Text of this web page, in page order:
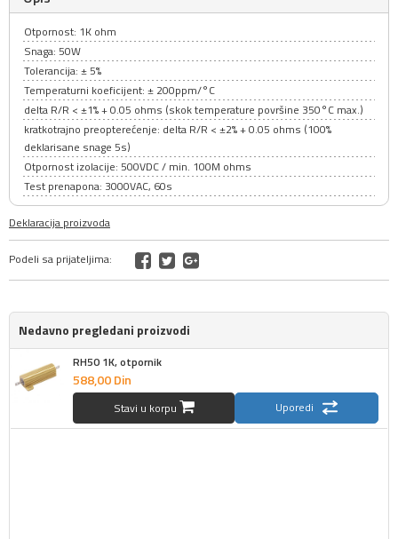
Otpornost: 1K ohm
Snaga: 50W
Tolerancija: ± 5%
Temperaturni koeficijent: ± 200ppm/°C
delta R/R < ±1% + 0.05 ohms (skok temperature površine 350°C max.)
kratkotrajno preopterećenje: delta R/R < ±2% + 0.05 ohms (100%
deklarisane snage 5s)
Otpornost izolacije: 500VDC / min. 100M ohms
Test prenapona: 3000VAC, 60s
Deklaracija proizvoda
Podeli sa prijateljima:
Nedavno pregledani proizvodi
RH50 1K, otpornik
588,00Din
Stavi u korpu Uporedi